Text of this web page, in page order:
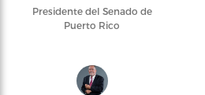
Presidente del Senado de
Puerto Rico